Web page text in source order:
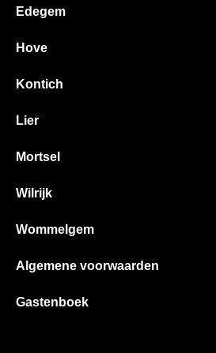
Edegem
Hove
Kontich
Lier
Mortsel
Wilrijk
Wommelgem
Algemene voorwaarden
Gastenboek